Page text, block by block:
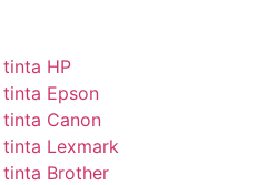
HP
Epson
Canon
Lexmark
Brother